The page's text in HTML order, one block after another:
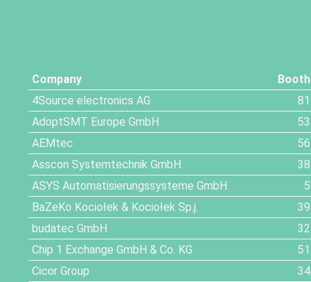
Company
Booth
4Source electronics AG
81
AdoptSMT Europe GmbH
53
AEMtec
56
Asscon Systemtechnik GmbH
38
ASYS Automatisierungssysteme GmbH
5
BaZeKo Kociołek & Kociołek Sp.j.
39
budatec GmbH
32
Chip 1 Exchange GmbH & Co. KG
51
Cicor Group
34